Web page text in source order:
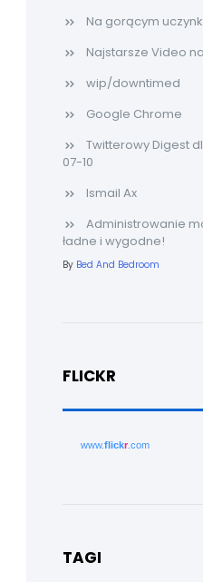
Na gorącym
Najstarsze Video
wip/downtimed
Google Chrome
Twitterowy Digest
07-10
Ismail Ax
Administrowanie
ładne i wygodne!
By Bed And Bedroom
FLICKR
www.flickr .com
TAGI